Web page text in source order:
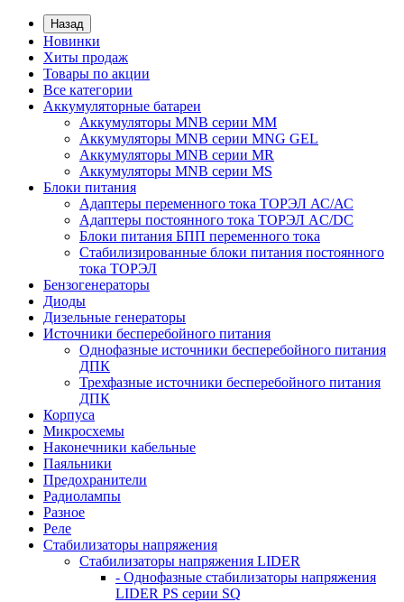
Назад
Новинки
Хиты продаж
Товары по акции
Все категории
Аккумуляторные батареи
Аккумуляторы MNB серии MM
Аккумуляторы MNB серии MNG GEL
Аккумуляторы MNB серии MR
Аккумуляторы MNB серии MS
Блоки питания
Адаптеры переменного тока ТОРЭЛ АС/АС
Адаптеры постоянного тока ТОРЭЛ AC/DC
Блоки питания БПП переменного тока
Стабилизированные блоки питания постоянного
тока ТОРЭЛ
Бензогенераторы
Диоды
Дизельные генераторы
Источники бесперебойного питания
Однофазные источники бесперебойного питания
ДПК
Трехфазные источники бесперебойного питания
ДПК
Корпуса
Микросхемы
Наконечники кабельные
Паяльники
Предохранители
Радиолампы
Разное
Реле
Стабилизаторы напряжения
Стабилизаторы напряжения LIDER
- Однофазные стабилизаторы напряжения
LIDER PS серии SQ